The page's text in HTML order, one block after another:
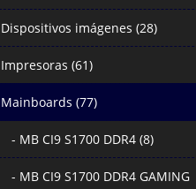
Dispositivos imágenes (28)
Impresoras (61)
Mainboards (77)
- MB CI9 S1700 DDR4 (8)
- MB CI9 S1700 DDR4 GAMING